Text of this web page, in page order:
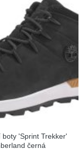
boty 'Sprint Trekker'
černá